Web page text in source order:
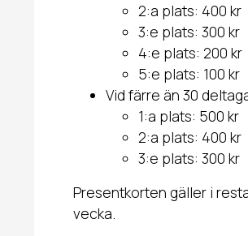
2:a plats: 400 kr
3:e plats: 300 kr
4:e plats: 200 kr
5:e plats: 100 kr
Vid färre än 30
1:a plats: 500 kr
2:a plats: 400 kr
3:e plats: 300 kr
Presentkorten gäller i
vecka.